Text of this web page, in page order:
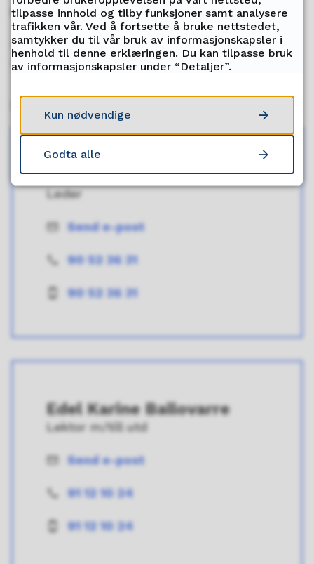
Mer informasjon kommer snart!
Ikke nøl med å ta kontakt med Astrid eller
Edel hvis du har spørsmål.
Astrid Sebulonsen
Leder
E-
post
Send e-post
Telefon
90 52 36 31
Mobil
90 52 36 31
Edel Karine Ballovarre
Lektor m/till utd
E-
post
Send e-post
Telefon
91 12 10 24
Mobil
91 12 10 24
tilpasse innhold og tilby funksjoner samt analysere
trafikken vår. Ved å fortsette å bruke nettstedet,
samtykker du til vår bruk av informasjonskapsler i
henhold til denne erklæringen. Du kan tilpasse bruk
av informasjonskapsler under “Detaljer”.
Kun nødvendige
Godta alle